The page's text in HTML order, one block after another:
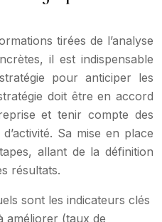
tirées de l’analyse
il est indispensable
pour anticiper les
doit être en accord
et tenir compte des
Sa mise en place
allant de la définition
résultats.
sont les indicateurs clés
améliorer (taux de